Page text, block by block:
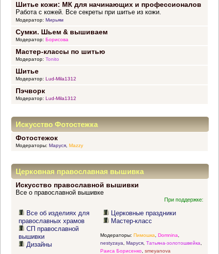
Шитье кожи: МК для начинающих и профессионалов
Работа с кожей. Все секреты при шитье из кожи.
Модератор: Мирьям
Сумки. Шьем & вышиваем
Модератор: Борисова
Мастер-классы по шитью
Модератор: Tonito
Шитье
Модератор: Lud-Mila1312
Пэчворк
Модератор: Lud-Mila1312
Искусство Фотостежка
Фотостежок
Модераторы: Маруся, Mazzy
Церковная православная вышивка
Искусство православной вышивки
Все о православной вышивке
При поддержке:
Все об изделиях для
православных храмов
СП православной
вышивки
Дизайны
Церковные праздники
Мастер-класс
Модераторы: Пимошка Domnina
nestyzaya
Маруся, Татьяна-золотошвейка
Раиса Борисенко, smeyanova